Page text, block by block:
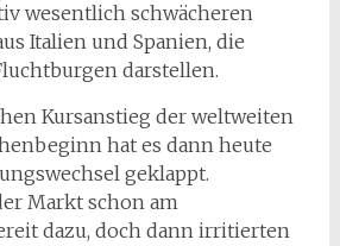
wesentlich schwächeren
Italien und Spanien, die
darstellen.
Kursanstieg der weltweiten
hat es dann heute
geklappt.
Markt schon am
dazu, doch dann irritierten